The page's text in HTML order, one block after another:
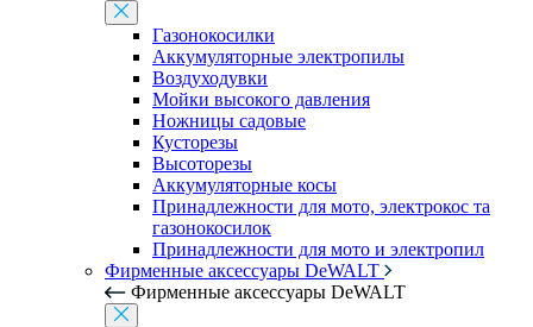
Газонокосилки
Аккумуляторные электропилы
Воздуходувки
Мойки высокого давления
Ножницы садовые
Кусторезы
Высоторезы
Аккумуляторные косы
Принадлежности для мото, электрокос та
газонокосилок
Принадлежности для мото и электропил
Фирменные аксессуары DeWALT
Фирменные аксессуары DeWALT